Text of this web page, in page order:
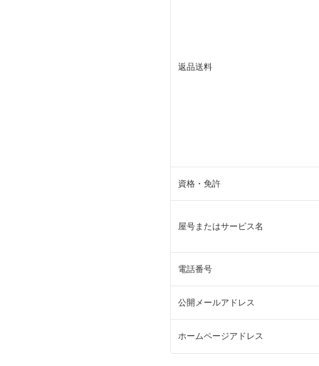
返品送料
資格・免許
屋号またはサービス名
電話番号
公開メールアドレス
ホームページアドレス